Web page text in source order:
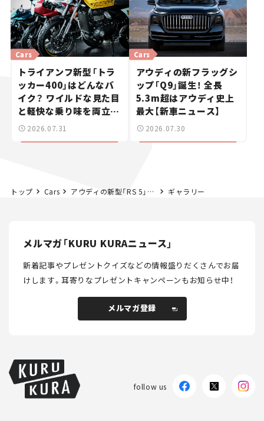
トライアンフ新型「トラ
ッカー400」はどんなバ
イク？ ワイルドな見た目
と軽快な乗り味を両立し
た400ccフラットトラッ
Cars
2026.07.31
アウディの新フラッグシ
ップ「Q9」誕生！ 全長
5.3m超はアウディ史上
最大【新車ニュース】
Cars
2026.07.30
トップ Cars アウディの新型「RS 5」はプラグインハイブリッド搭載で総合639psを発揮！【新車ニュース】 ギャラリー
メルマガ「KURU KURAニュース」
新着記事やプレゼントクイズなどの情報盛りだくさんでお届
けします。耳寄りなプレゼントキャンペーンもお知らせ中！
メルマガ登録
follow us